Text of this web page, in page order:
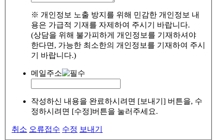
※ 개인정보 노출 방지를 위해 민감한 개인정보 내
용은 가급적 기재를 자제하여 주시기 바랍니다.
(상담을 위해 불가피하게 개인정보를 기재하셔야
한다면, 가능한 최소한의 개인정보를 기재하여 주시
기 바랍니다.)
메일주소
작성하신 내용을 완료하시려면 [보내기] 버튼을, 수
정하시려면 [수정]버튼을 눌러주세요.
취소 오류접수 수정 보내기